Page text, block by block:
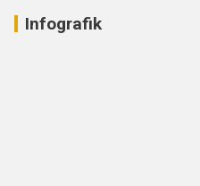
Infografik